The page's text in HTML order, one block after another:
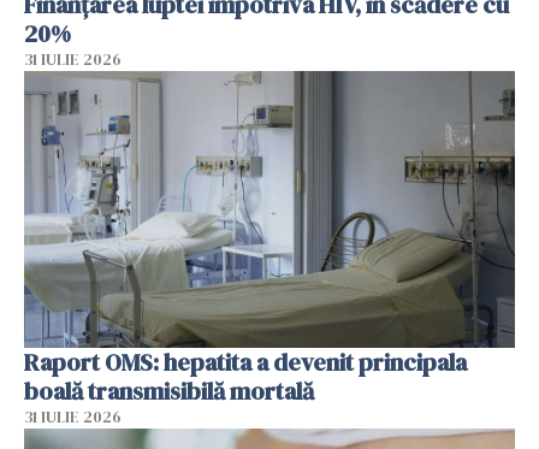
20%
31 IULIE 2026
Raport OMS: hepatita a devenit principala
boală transmisibilă mortală
31 IULIE 2026